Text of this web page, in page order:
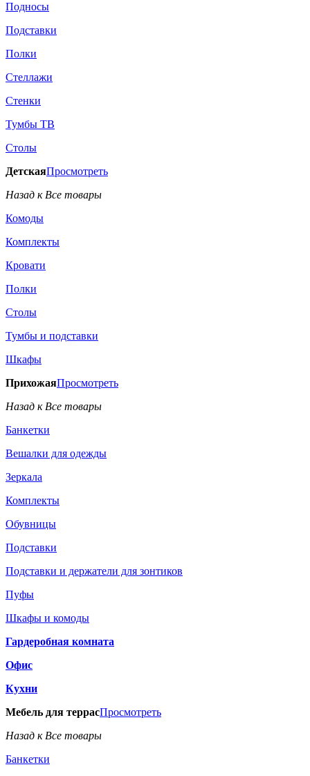
Подносы
Подставки
Полки
Стеллажи
Стенки
Тумбы ТВ
Столы
ДетскаяПросмотреть
Назад к Все товары
Комоды
Комплекты
Кровати
Полки
Столы
Тумбы и подставки
Шкафы
ПрихожаяПросмотреть
Назад к Все товары
Банкетки
Вешалки для одежды
Зеркала
Комплекты
Обувницы
Подставки
Подставки и держатели для зонтиков
Пуфы
Шкафы и комоды
Гардеробная комната
Офис
Кухни
Мебель для террасПросмотреть
Назад к Все товары
Банкетки